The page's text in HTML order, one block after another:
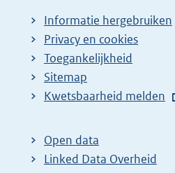
Informatie hergebruiken
Privacy en cookies
Toegankelijkheid
Sitemap
E
t
e
Kwetsbaarheid melden
Open data
Linked Data Overheid